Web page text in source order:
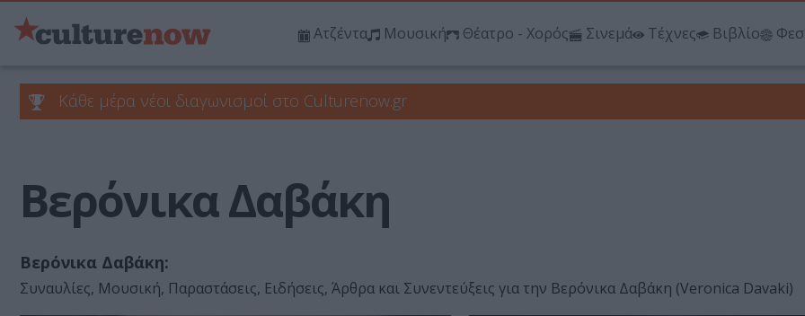
Ατζέντα Μουσική Θέατρο - Χορός Σινεμά Τέχνες Βιβλίο
Κάθε μέρα νέοι διαγωνισμοί στο Culturenow.gr
Βερόνικα Δαβάκη
Βερόνικα Δαβάκη:
Συναυλίες, Μουσική, Παραστάσεις, Ειδήσεις, Άρθρα και Συνεντεύξεις για την Βερόνικα Δαβάκη (Veronica Davaki)